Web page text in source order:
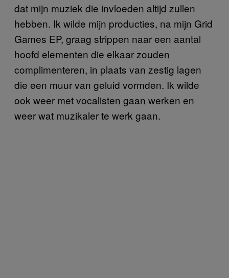
dat mijn muziek die invloeden altijd zullen
hebben. Ik wilde mijn producties, na mijn Grid
Games EP, graag strippen naar een aantal
hoofd elementen die elkaar zouden
complimenteren, in plaats van zestig lagen
die een muur van geluid vormden. Ik wilde
ook weer met vocalisten gaan werken en
weer wat muzikaler te werk gaan.